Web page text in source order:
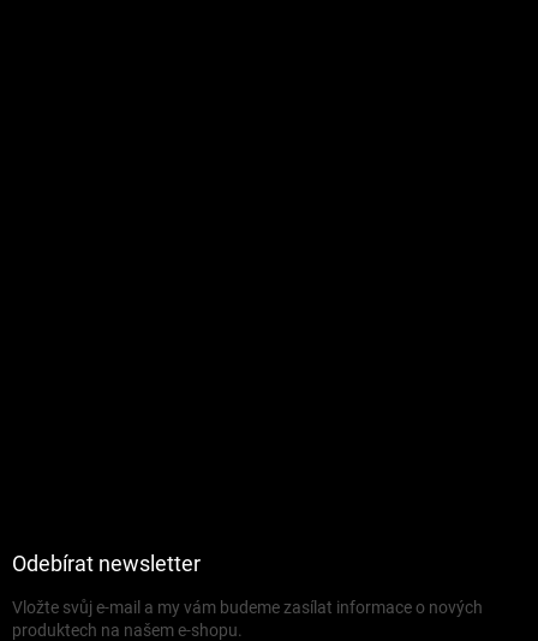
Odebírat newsletter
Vložte svůj e-mail a my vám budeme zasílat informace o nových
produktech na našem e-shopu.